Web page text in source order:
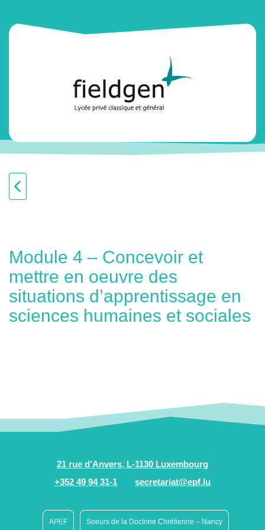
Module 4 – Concevoir et
mettre en oeuvre des
situations d’apprentissage en
sciences humaines et sociales
21 rue d’Anvers, L-1130 Luxembourg
+352 49 94 31-1
secretariat@epf.lu
APEF Soeurs de la Doctrine Chrétienne – Nancy